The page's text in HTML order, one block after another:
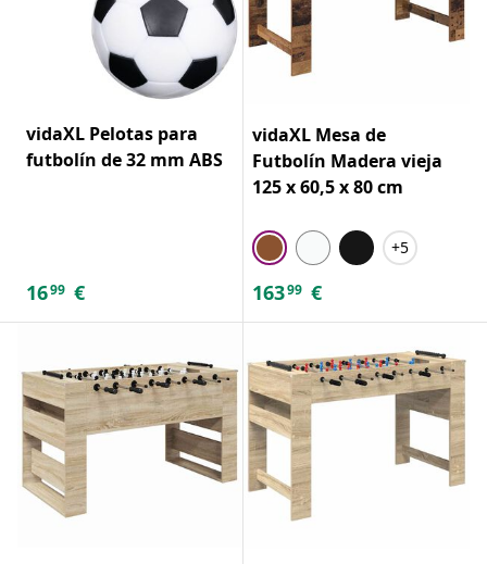
vidaXL Pelotas para
futbolín de 32 mm ABS
1699 €
vidaXL Mesa de
Futbolín Madera vieja
125 x 60,5 x 80 cm
+5
16399 €